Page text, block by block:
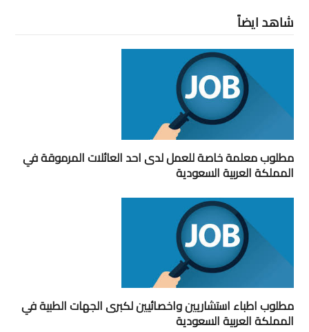
شاهد ايضاً
مطلوب معلمة خاصة للعمل لدى احد العائلات المرموقة في
المملكة العربية السعودية
مطلوب اطباء استشاريين واخصائيين لكبرى الجهات الطبية في
المملكة العربية السعودية